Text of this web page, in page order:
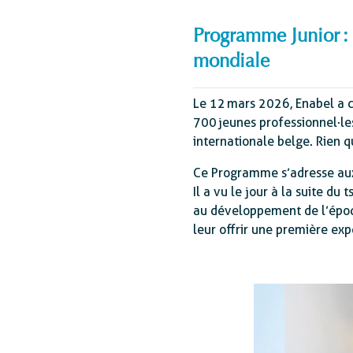
Programme Junior
mondiale
Le 12 mars 2026, Enabel a
700 jeunes
internationale belge. Rien
Ce Programme s’adresse
Il a vu le jour à la suite du
au développement de
leur offrir une première